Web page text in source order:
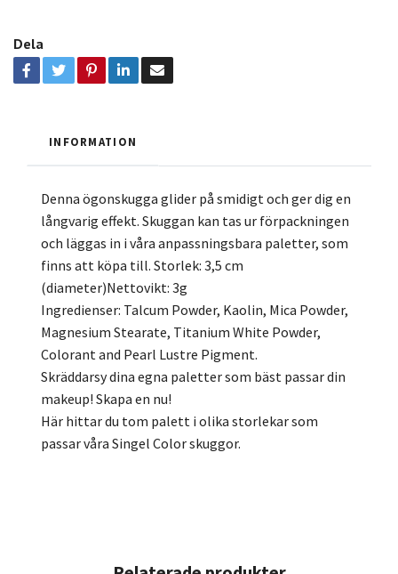
Dela
INFORMATION
Denna ögonskugga glider på smidigt och ger dig en
långvarig effekt. Skuggan kan tas ur förpackningen
och läggas in i våra anpassningsbara paletter, som
finns att köpa till. Storlek: 3,5 cm
(diameter)Nettovikt: 3g
Ingredienser: Talcum Powder, Kaolin, Mica Powder,
Magnesium Stearate, Titanium White Powder,
Colorant and Pearl Lustre Pigment.
Skräddarsy dina egna paletter som bäst passar din
makeup! Skapa en nu!
Här hittar du tom palett i olika storlekar som
passar våra Singel Color skuggor.